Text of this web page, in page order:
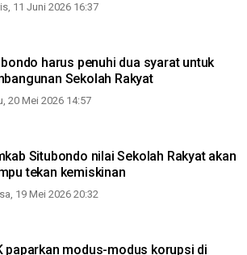
11 Juni 2026 16:37
harus penuhi dua syarat untuk
Sekolah Rakyat
20 Mei 2026 14:57
Situbondo nilai Sekolah Rakyat akan
tekan kemiskinan
19 Mei 2026 20:32
paparkan modus-modus korupsi di